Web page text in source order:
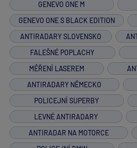
GENEVO ONE M
GENEVO ONE S BLACK EDITION
ANTIRADARY SLOVENSKO
FALEŠNÉ POPLACHY
MĚŘENÍ LASEREM
ANTIRADARY NĚMECKO
POLICEJNÍ SUPERBY
LEVNÉ ANTIRADARY
ANTIRADAR NA MOTORCE